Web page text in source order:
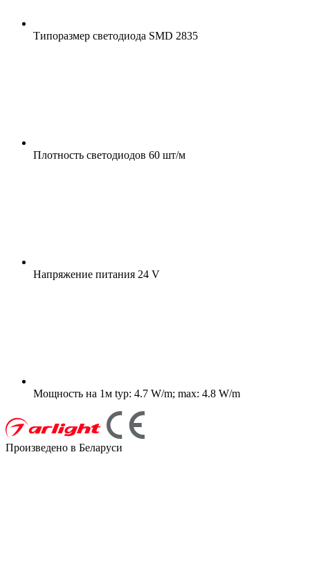
Типоразмер светодиода SMD 2835
Плотность светодиодов 60 шт/м
Напряжение питания 24 V
Мощность на 1м typ: 4.7 W/m; max: 4.8 W/m
Произведено в Беларуси